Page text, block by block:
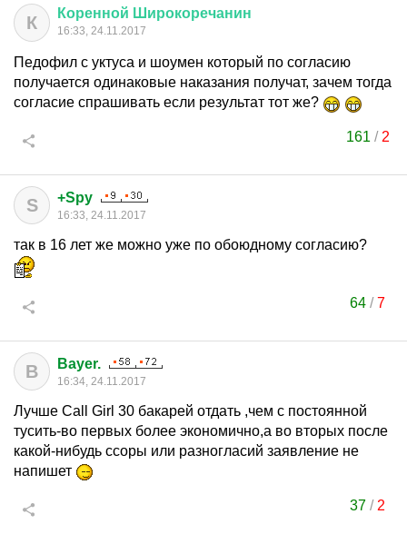
К Коренной Широкоречанин
16:33, 24.11.2017
Педофил с уктуса и шоумен который по согласию
получается одинаковые наказания получат, зачем тогда
согласие спрашивать если результат тот же?
161 / 2
S +Spy
16:33, 24.11.2017
так в 16 лет же можно уже по обоюдному согласию?
64 /7
B Bayer.
16:34, 24.11.2017
Лучше Call Girl 30 бакарей отдать ,чем с постоянной
тусить-во первых более экономично,а во вторых после
какой-нибудь ссоры или разногласий заявление не
напишет
37 / 2